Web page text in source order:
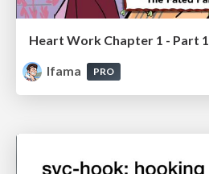
Heart Work Chapter 1 - Part 1
lfama
PRO